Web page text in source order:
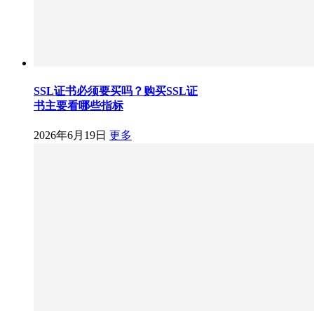
SSL证书必须要买吗？购买SSL证
书主要看哪些指标
2026年6月19日 更多